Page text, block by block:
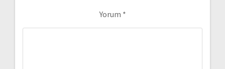
Yorum *